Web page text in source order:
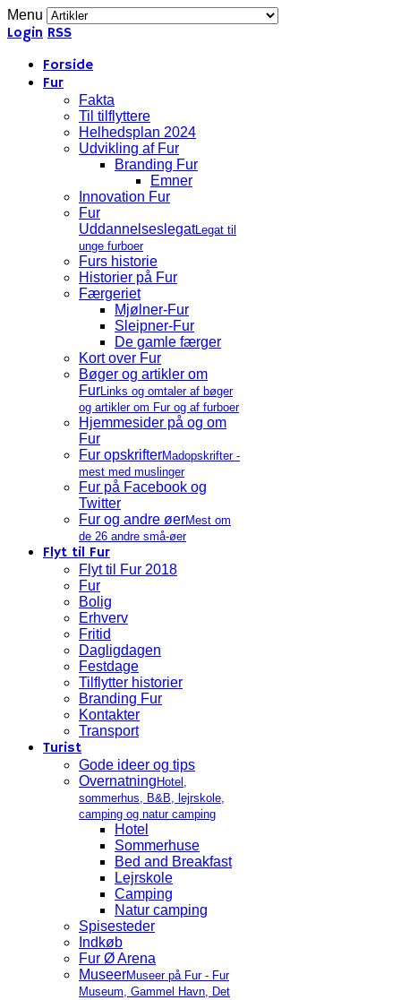
Menu
Login RSS
Forside
Fur
Fakta
Til tilflyttere
Helhedsplan 2024
Udvikling af Fur
Branding Fur
Emner
Innovation Fur
Fur
UddannelseslegatLegat til
unge furboer
Furs historie
Historier på Fur
Færgeriet
Mjølner-Fur
Sleipner-Fur
De gamle færger
Kort over Fur
Bøger og artikler om
FurLinks og omtaler af bøger
og artikler om Fur og af furboer
Hjemmesider på og om
Fur
Fur opskrifterMadopskrifter -
mest med muslinger
Fur på Facebook og
Twitter
Fur og andre øerMest om
de 26 andre små-øer
Flyt til Fur
Flyt til Fur 2018
Fur
Bolig
Erhverv
Fritid
Dagligdagen
Festdage
Tilflytter historier
Branding Fur
Kontakter
Transport
Turist
Gode ideer og tips
Overnatning Hotel,
sommerhus, B&B, lejrskole,
camping og natur camping
Hotel
Sommerhuse
Bed and Breakfast
Lejrskole
Camping
Natur camping
Spisesteder
Indkøb
Fur Ø Arena
MuseerMuseer på Fur - Fur
Museum, Gammel Havn, Det